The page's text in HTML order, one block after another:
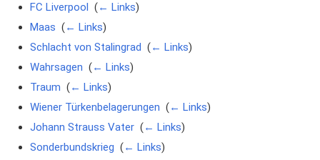
FC Liverpool (← Links)
Maas (← Links)
Schlacht von Stalingrad (← Links)
Wahrsagen (← Links)
Traum (← Links)
Wiener Türkenbelagerungen (← Links)
Johann Strauss Vater‎ (← Links)
Sonderbundskrieg (← Links)